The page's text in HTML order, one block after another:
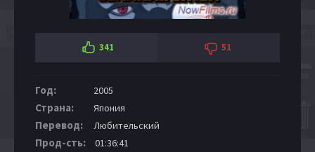
341 51
Год: 2005
Страна: Япония
Перевод: Любительский
Прод-сть: 01:36:41